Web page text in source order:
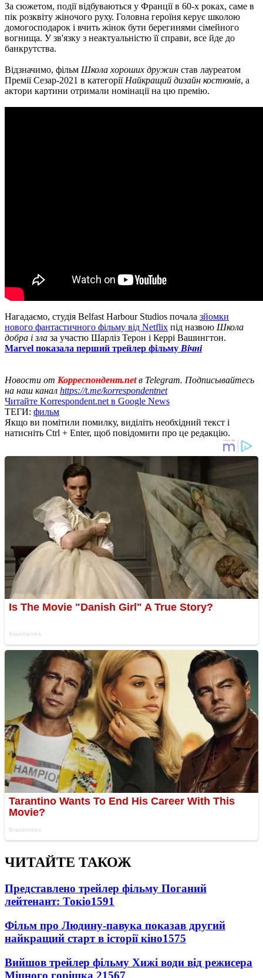
За сюжетом, події відбуваються у Франції в 60-х роках, саме в
пік розквіту жіночого руху. Головна героїня керує школою
домогосподарок і вчить жінок бути берегинями сімейного
вогнища. У зв'язку з неактуальністю її справи, все йде до
банкрутства.
Відзначимо, фільм Школа хороших дружин став лауреатом
Премії Сезар-2021 в категорії Найкращий дизайн костюмів, а
актори картини отримали номінації на цю премію.
Нагадаємо, студія Belfast Harbour Studios почала зйомки
нового фантастичного фільму від Netflix під назвою Школа
добра і зла за участю Шарліз Терон і Керрі Вашингтон.
Marvel показала перший трейлер фільму Вічні
Новости от Корреспондент.netв Telegram. Подписывайтесь
на наш канал https://t.me/korrespondentnet
Читайте Korrespondent.net в Google News
ТЕГИ: фильм
Якщо ви помітили помилку, виділіть необхідний текст і
натисніть Ctrl + Enter, щоб повідомити про це редакцію.
ЧИТАЙТЕ ТАКОЖ
Представлено трейлер фільму Поганий
лейтенант: Токіо1591
Фільм про Людину-павука показав другий
найкращий старт в історії кіно1575
Вийшов трейлер фільму Хижі води від режисера
Міцного горішка 21567